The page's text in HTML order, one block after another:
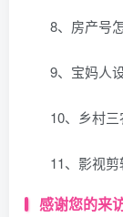
8、房产号
9、宝妈人
10、乡村三
11、影视剪
感谢您的来